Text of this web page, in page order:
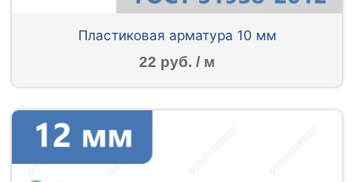
Пластиковая арматура 10 мм
22 руб. / м